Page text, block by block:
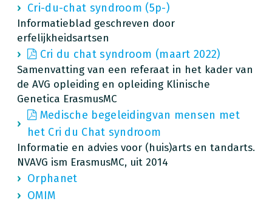
Cri-du-chat syndroom (5p-)
Informatieblad geschreven door
erfelijkheidsartsen
Cri du chat syndroom (maart 2022)
Samenvatting van een referaat in het kader van
de AVG opleiding en opleiding Klinische
Genetica ErasmusMC
Medische begeleidingvan mensen met
het Cri du Chat syndroom
Informatie en advies voor (huis)arts en tandarts.
NVAVG ism ErasmusMC, uit 2014
Orphanet
OMIM